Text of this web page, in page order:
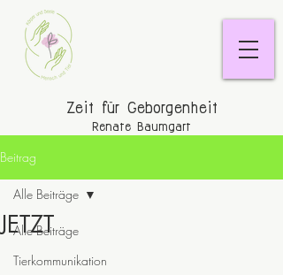
Renate Baumgart
Zeit für Geborgenheit
Beitrag
Alle Beiträge
Tierkommunikation
Alle Beiträge
JETZT